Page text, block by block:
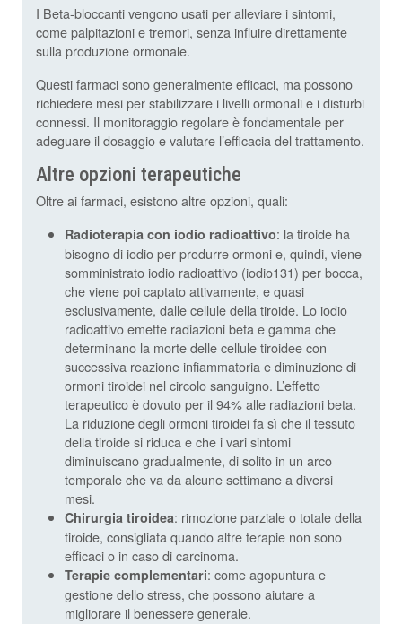
I Beta-bloccanti vengono usati per alleviare i sintomi,
come palpitazioni e tremori, senza influire direttamente
sulla produzione ormonale.
Questi farmaci sono generalmente efficaci, ma possono
richiedere mesi per stabilizzare i livelli ormonali e i disturbi
connessi. Il monitoraggio regolare è fondamentale per
adeguare il dosaggio e valutare l’efficacia del trattamento.
Altre opzioni terapeutiche
Oltre ai farmaci, esistono altre opzioni, quali:
Radioterapia con iodio radioattivo: la tiroide ha
bisogno di iodio per produrre ormoni e, quindi, viene
somministrato iodio radioattivo (iodio131) per bocca,
che viene poi captato attivamente, e quasi
esclusivamente, dalle cellule della tiroide. Lo iodio
radioattivo emette radiazioni beta e gamma che
determinano la morte delle cellule tiroidee con
successiva reazione infiammatoria e diminuzione di
ormoni tiroidei nel circolo sanguigno. L’effetto
terapeutico è dovuto per il 94% alle radiazioni beta.
La riduzione degli ormoni tiroidei fa sì che il tessuto
della tiroide si riduca e che i vari sintomi
diminuiscano gradualmente, di solito in un arco
temporale che va da alcune settimane a diversi
mesi.
Chirurgia tiroidea: rimozione parziale o totale della
tiroide, consigliata quando altre terapie non sono
efficaci o in caso di carcinoma.
Terapie complementari: come agopuntura e
gestione dello stress, che possono aiutare a
migliorare il benessere generale.